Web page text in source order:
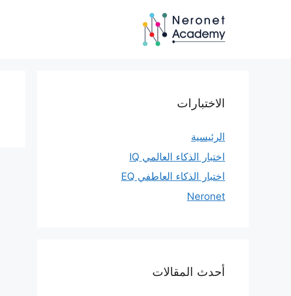
الاختبارات
الرئيسية
اختبار الذكاء العالمي IQ
اختبار الذكاء العاطفي EQ
Neronet
أحدث المقالات